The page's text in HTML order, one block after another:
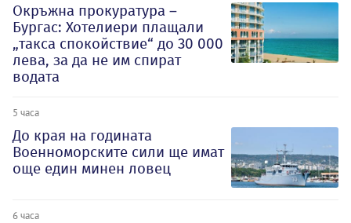
Окръжна прокуратура –
Бургас: Хотелиери плащали
„такса спокойствие“ до 30 000
лева, за да не им спират
водата
5 часа
До края на годината
Военноморските сили ще имат
още един минен ловец
6 часа